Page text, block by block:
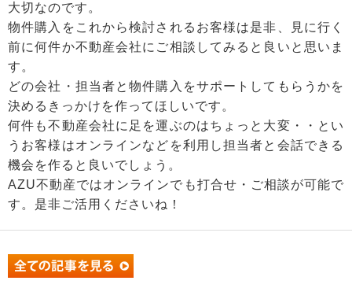
大切なのです。
物件購入をこれから検討されるお客様は是非、見に行く
前に何件か不動産会社にご相談してみると良いと思いま
す。
どの会社・担当者と物件購入をサポートしてもらうかを
決めるきっかけを作ってほしいです。
何件も不動産会社に足を運ぶのはちょっと大変・・とい
うお客様はオンラインなどを利用し担当者と会話できる
機会を作ると良いでしょう。
AZU不動産ではオンラインでも打合せ・ご相談が可能で
す。是非ご活用くださいね！